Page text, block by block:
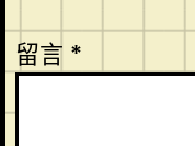
留言 *